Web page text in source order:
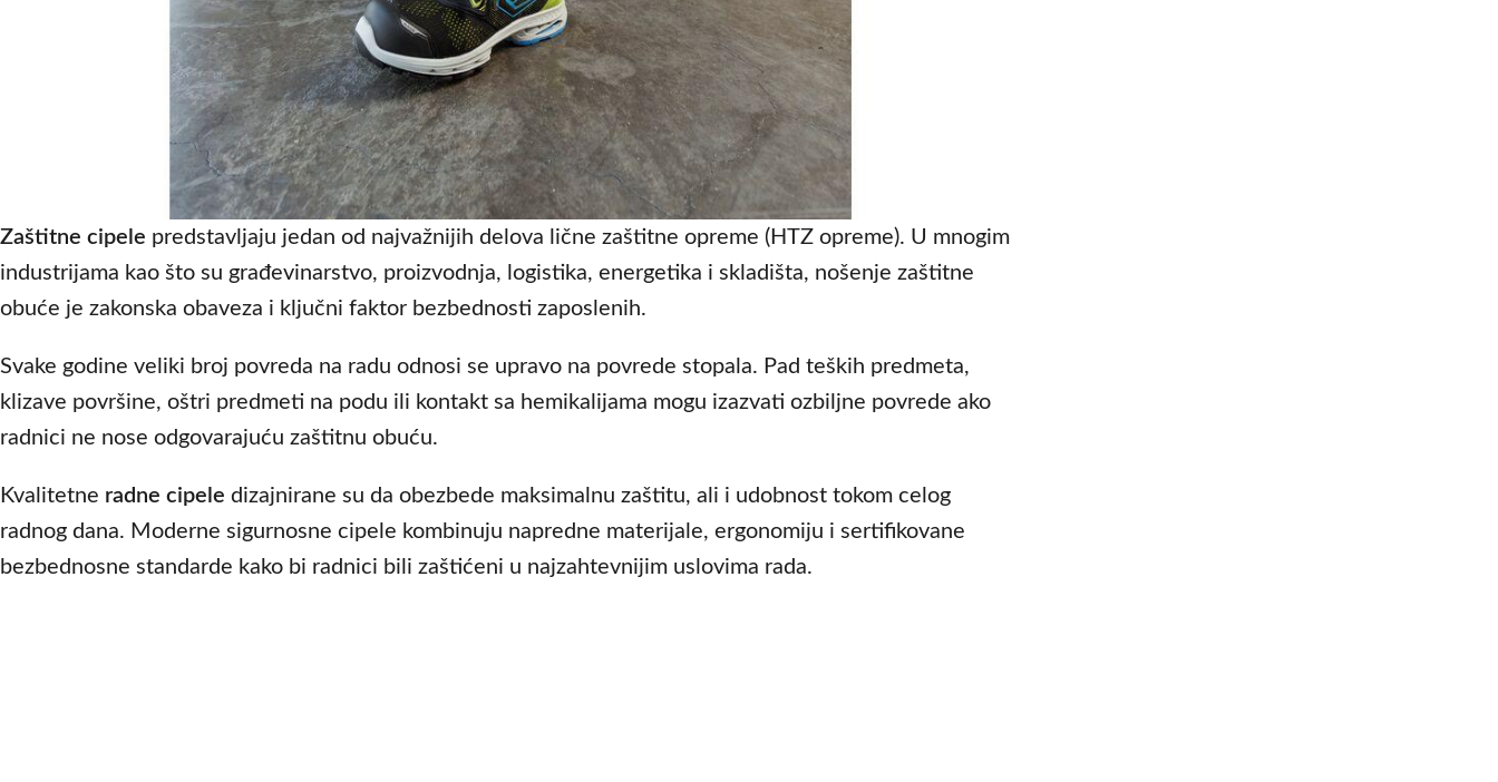
Zaštitne cipele predstavljaju jedan od najvažnijih delova lične zaštitne opreme (HTZ opreme). U mnogim
industrijama kao što su građevinarstvo, proizvodnja, logistika, energetika i skladišta, nošenje zaštitne
obuće je zakonska obaveza i ključni faktor bezbednosti zaposlenih.
Svake godine veliki broj povreda na radu odnosi se upravo na povrede stopala. Pad teških predmeta,
klizave površine, oštri predmeti na podu ili kontakt sa hemikalijama mogu izazvati ozbiljne povrede ako
radnici ne nose odgovarajuću zaštitnu obuću.
Kvalitetne radne cipele dizajnirane su da obezbede maksimalnu zaštitu, ali i udobnost tokom celog
radnog dana. Moderne sigurnosne cipele kombinuju napredne materijale, ergonomiju i sertifikovane
bezbednosne standarde kako bi radnici bili zaštićeni u najzahtevnijim uslovima rada.